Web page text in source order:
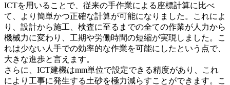
ICTを用いることで、従来の手作業による座標計算に比べ
て、より簡単かつ正確な計算が可能になりました。これによ
り、設計から施工、検査に至るまでの全ての作業が人力から
機械力に変わり、工期や労働時間の短縮が実現しました。こ
れは少ない人手での効率的な作業を可能にしたという点で、
大きな進歩と言えます。
さらに、ICT建機はmm単位で設定できる精度があり、これ
により工事に発生する土砂を極力減らすことができます。こ